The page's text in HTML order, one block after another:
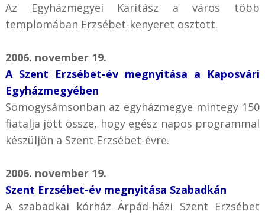
Az Egyházmegyei Karitász a város több
templomában Erzsébet-kenyeret osztott.
2006. november 19.
A Szent Erzsébet-év megnyitása a Kaposvári
Egyházmegyében
Somogysámsonban az egyházmegye mintegy 150
fiatalja jött össze, hogy egész napos programmal
készüljön a Szent Erzsébet-évre.
2006. november 19.
Szent Erzsébet-év megnyitása Szabadkán
A szabadkai kórház Árpád-házi Szent Erzsébet